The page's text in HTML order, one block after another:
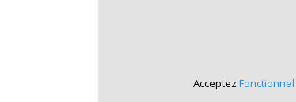
Acceptez Fonctionnel